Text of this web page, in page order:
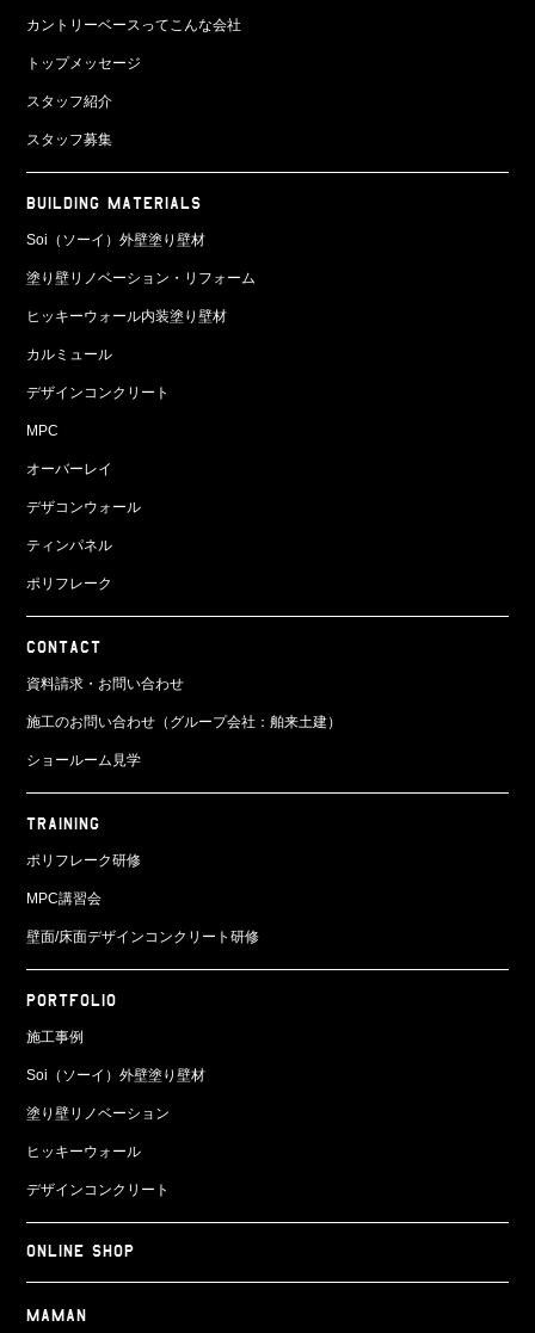
カントリーベースってこんな会社
トップメッセージ
スタッフ紹介
スタッフ募集
BUILDING MATERIALS
Soi（ソーイ）外壁塗り壁材
塗り壁リノベーション・リフォーム
ヒッキーウォール内装塗り壁材
カルミュール
デザインコンクリート
MPC
オーバーレイ
デザコンウォール
ティンパネル
ポリフレーク
CONTACT
資料請求・お問い合わせ
施工のお問い合わせ（グループ会社：舶来土建）
ショールーム見学
TRAINING
ポリフレーク研修
MPC講習会
壁面/床面デザインコンクリート研修
PORTFOLIO
施工事例
Soi（ソーイ）外壁塗り壁材
塗り壁リノベーション
ヒッキーウォール
デザインコンクリート
ONLINE SHOP
Maman